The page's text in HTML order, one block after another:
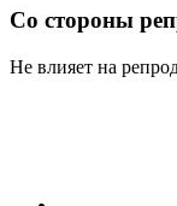
Со стороны
Не влияет на